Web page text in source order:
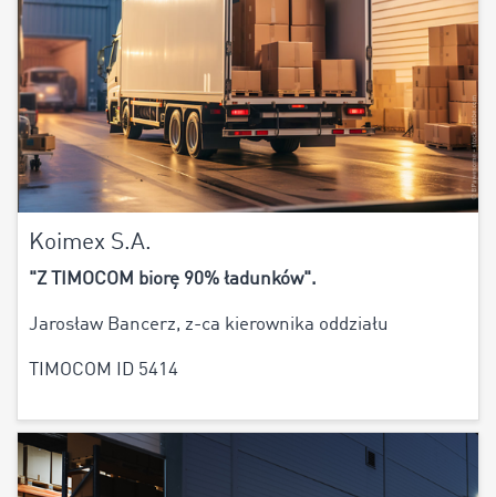
Koimex S.A.
"Z TIMOCOM biorę 90% ładunków".
Jarosław Bancerz, z-ca kierownika oddziału
TIMOCOM ID 5414